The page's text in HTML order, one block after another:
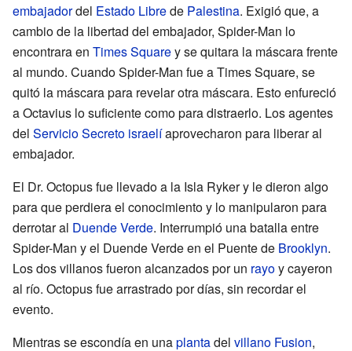
embajadordel Estado Librede Palestina. Exigió que, a
cambio de la libertad del embajador, Spider-Man lo
encontrara en Times Squarey se quitara la máscara frente
al mundo. Cuando Spider-Man fue a Times Square, se
quitó la máscara para revelar otra máscara. Esto enfureció
a Octavius lo suficiente como para distraerlo. Los agentes
del Servicio Secreto israelíaprovecharon para liberar al
embajador.
El Dr. Octopus fue llevado a la Isla Ryker y le dieron algo
para que perdiera el conocimiento y lo manipularon para
derrotar al Duende Verde. Interrumpió una batalla entre
Spider-Man y el Duende Verde en el Puente de Brooklyn.
Los dos villanos fueron alcanzados por un rayoy cayeron
al río. Octopus fue arrastrado por días, sin recordar el
evento.
Mientras se escondía en unaplantadel villano Fusion,